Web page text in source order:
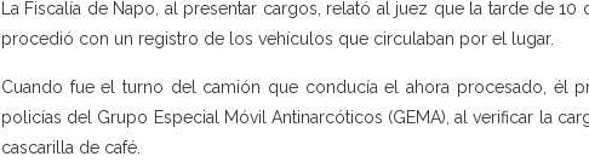
La Fiscalía de Napo, al presentar cargos, relató al juez que la tarde de
procedió con un registro de los vehículos que circulaban por el lugar.
Cuando fue el turno del camión que conducía el ahora procesado, él
policías del Grupo Especial Móvil Antinarcóticos (GEMA), al verificar la
cascarilla de café.